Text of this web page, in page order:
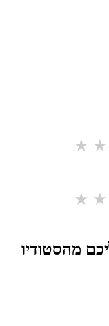
★ ★
★ ★
מהסטודיו